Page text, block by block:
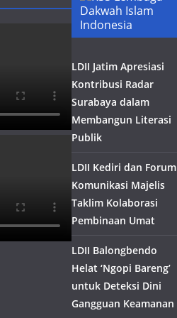
Dakwah Islam
Indonesia
LDII Jatim Apresiasi
Kontribusi Radar
Surabaya dalam
Membangun Literasi
Publik
LDII Kediri dan Forum
Komunikasi Majelis
Taklim Kolaborasi
Pembinaan Umat
LDII Balongbendo
Helat ‘Ngopi Bareng’
untuk Deteksi Dini
Gangguan Keamanan